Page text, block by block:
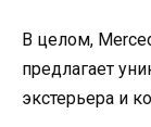
В целом,
предлагает
экстерьера и